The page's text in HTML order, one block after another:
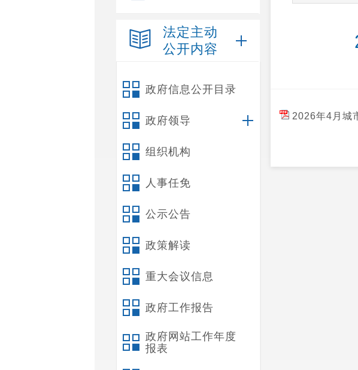
法定主动
公开内容
政府信息公开目录
政府领导
组织机构
人事任免
公示公告
政策解读
重大会议信息
政府工作报告
政府网站工作年度
报表
2026年4月城